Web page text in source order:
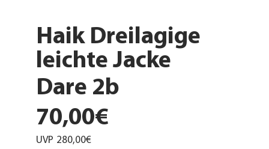
Haik Dreilagige
leichte Jacke
Dare 2b
70,00€
UVP 280,00€